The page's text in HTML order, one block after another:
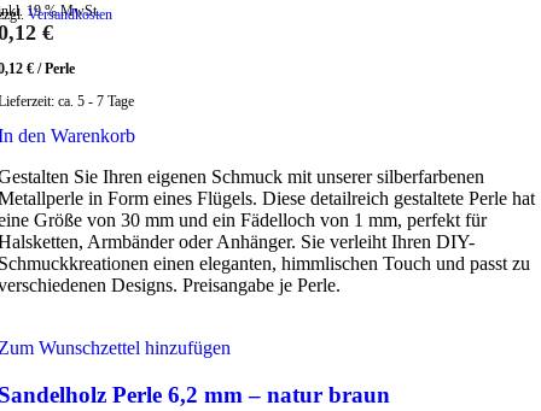
19 % MwSt.
Versandkosten
€
€ /Perle
ca. 5 - 7 Tage
den Warenkorb
Sie Ihren eigenen Schmuck mit unserer silberfarbenen
in Form eines Flügels. Diese detailreich gestaltete Perle hat
Größe von 30 mm und ein Fädelloch von 1 mm, perfekt für
Armbänder oder Anhänger. Sie verleiht Ihren DIY-
einen eleganten, himmlischen Touch und passt zu
Designs. Preisangabe je Perle.
Wunschzettel hinzufügen
Perle 6,2 mm – natur braun